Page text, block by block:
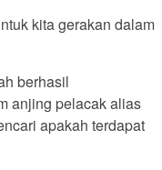
kita gerakan dalam
berhasil
anjing pelacak alias
apakah terdapat